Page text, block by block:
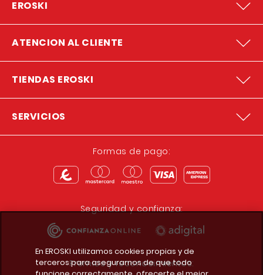
EROSKI
ATENCION AL CLIENTE
TIENDAS EROSKI
SERVICIOS
Formas de pago:
Seguridad y confianza:
Premios y reconocimientos:
En EROSKI utilizamos cookies propias y de
terceros para asegurarnos de que todo